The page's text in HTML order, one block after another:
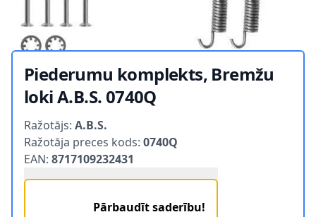
Piederumu komplekts, Bremžu
loki A.B.S. 0740Q
Ražotājs: A.B.S.
Ražotāja preces kods: 0740Q
EAN: 8717109232431
Pārbaudīt saderību!